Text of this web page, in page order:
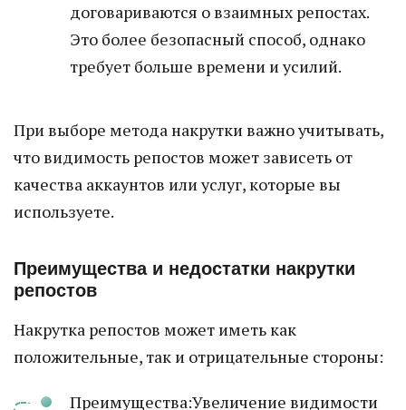
договариваются о взаимных репостах.
Это более безопасный способ, однако
требует больше времени и усилий.
При выборе метода накрутки важно учитывать,
что видимость репостов может зависеть от
качества аккаунтов или услуг, которые вы
используете.
Преимущества и недостатки накрутки
репостов
Накрутка репостов может иметь как
положительные, так и отрицательные стороны:
Преимущества:Увеличение видимости